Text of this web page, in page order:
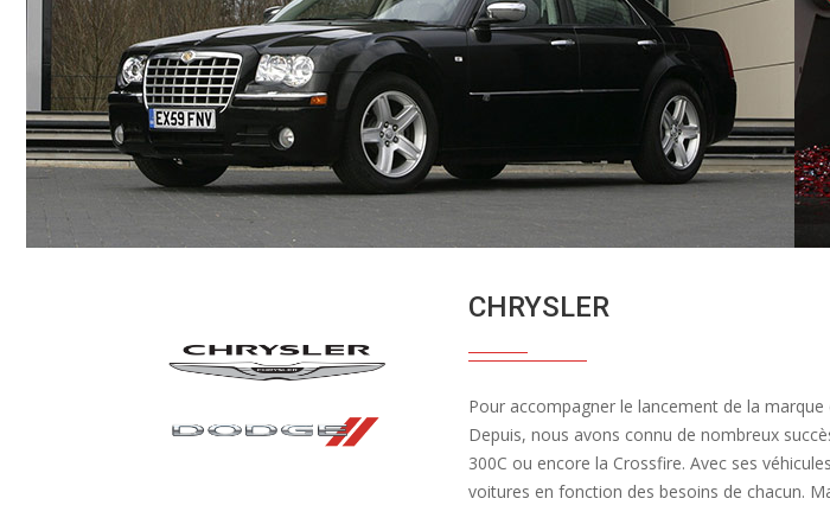
CHRYSLER
Pour accompagner le lancement de la marque
Depuis, nous avons connu de nombreux
300C ou encore la Crossfire. Avec ses
voitures en fonction des besoins de chacun.